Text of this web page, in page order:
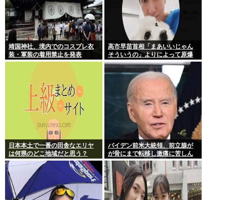
靖国神社、境内でのコスプレ衣
装・軍装の着用禁止を発表
高市早苗首相「まあいいじゃん
そういうの」よりによって原爆
の日に歯医者に行ってたことが
発覚し批判が殺到大炎上
日本本土で一番の田舎なエリヤ
は何県のどこ地域だと思う？
バイデン前米大統領、前立腺が
が骨にまで転移し激痛に苦しん
でるもよう